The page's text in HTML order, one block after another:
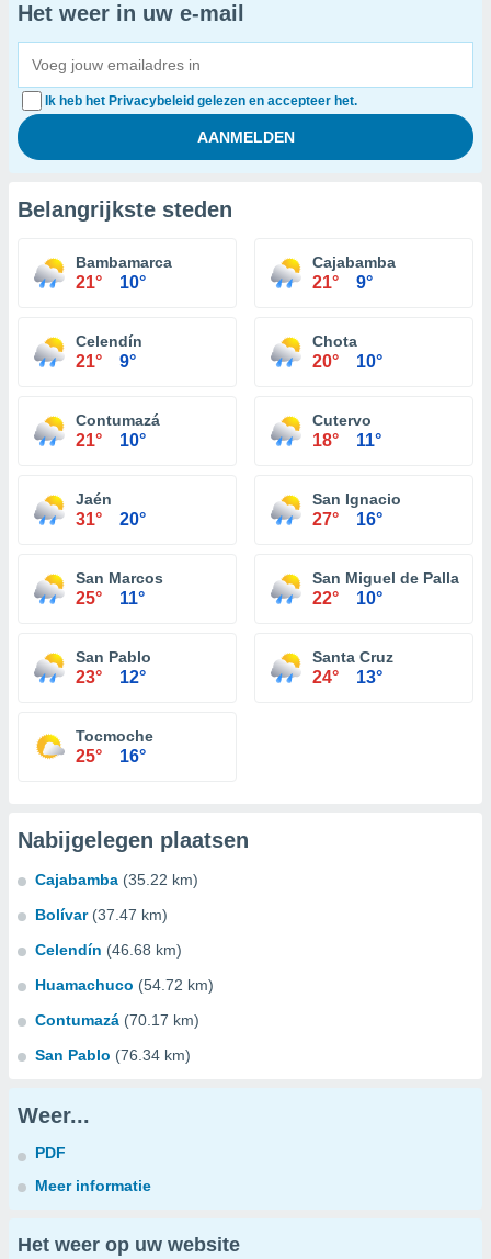
Het weer in uw e-mail
Ik heb het Privacybeleid gelezen en accepteer het.
Belangrijkste steden
Bambamarca
21° 10°
Cajabamba
21° 9°
Celendín
21° 9°
Chota
20° 10°
Contumazá
21° 10°
Cutervo
18° 11°
Jaén
31° 20°
San Ignacio
27° 16°
San Marcos
25° 11°
San Miguel de
22° 10°
San Pablo
23° 12°
Santa Cruz
24° 13°
Tocmoche
25° 16°
Nabijgelegen plaatsen
Cajabamba (35.22 km)
Bolívar (37.47 km)
Celendín (46.68 km)
Huamachuco (54.72 km)
Contumazá (70.17 km)
San Pablo (76.34 km)
Weer...
PDF
Meer informatie
Het weer op uw website